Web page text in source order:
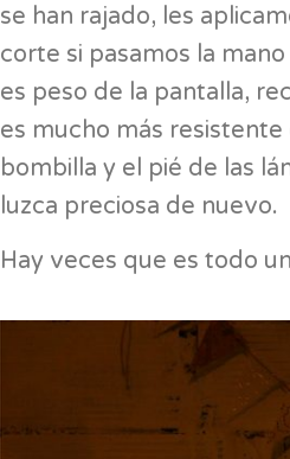
se han rajado, les
corte si pasamos la
es peso de la pantalla,
es mucho más
bombilla y el pié de las
luzca preciosa de nuevo.
Hay veces que es todo